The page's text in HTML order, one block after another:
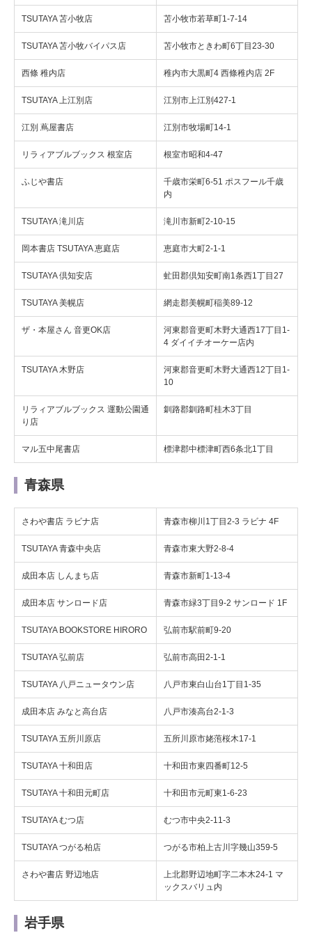
TSUTAYA 苫小牧店 苫小牧市若草町1-7-14
TSUTAYA 苫小牧バイパス店 苫小牧市ときわ町6丁目23-30
西條 稚内店 稚内市大黒町4 西條稚内店 2F
TSUTAYA 上江別店 江別市上江別427-1
江別 蔦屋書店 江別市牧場町14-1
リラィアブルブックス 根室店 根室市昭和4-47
ふじや書店
千歳市栄町6-51 ポスフール千歳
内
TSUTAYA 滝川店 滝川市新町2-10-15
岡本書店 TSUTAYA 恵庭店 恵庭市大町2-1-1
TSUTAYA 倶知安店 虻田郡倶知安町南1条西1丁目27
TSUTAYA 美幌店 網走郡美幌町稲美89-12
ザ・本屋さん 音更OK店
河東郡音更町木野大通西17丁目1-
4 ダイイチオーケー店内
TSUTAYA 木野店
河東郡音更町木野大通西12丁目1-
10
リラィアブルブックス 運動公園通
り店
釧路郡釧路町桂木3丁目
マル五中尾書店 標津郡中標津町西6条北1丁目
青森県
さわや書店 ラビナ店 青森市柳川1丁目2-3 ラビナ 4F
TSUTAYA 青森中央店 青森市東大野2-8-4
成田本店 しんまち店 青森市新町1-13-4
成田本店 サンロード店 青森市緑3丁目9-2 サンロード 1F
TSUTAYA BOOKSTORE HIRORO 弘前市駅前町9-20
TSUTAYA 弘前店 弘前市高田2-1-1
TSUTAYA 八戸ニュータウン店 八戸市東白山台1丁目1-35
成田本店 みなと高台店 八戸市湊高台2-1-3
TSUTAYA 五所川原店 五所川原市姥萢桜木17-1
TSUTAYA 十和田店 十和田市東四番町12-5
TSUTAYA 十和田元町店 十和田市元町東1-6-23
TSUTAYA むつ店 むつ市中央2-11-3
TSUTAYA つがる柏店 つがる市柏上古川字幾山359‐5
さわや書店 野辺地店
上北郡野辺地町字二本木24-1 マ
ックスバリュ内
岩手県